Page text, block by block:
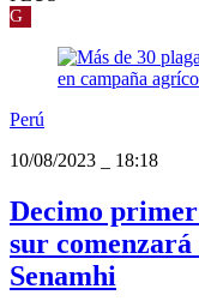
G
Perú
10/08/2023
18:18
Decimo
sur comenzará
Senamhi